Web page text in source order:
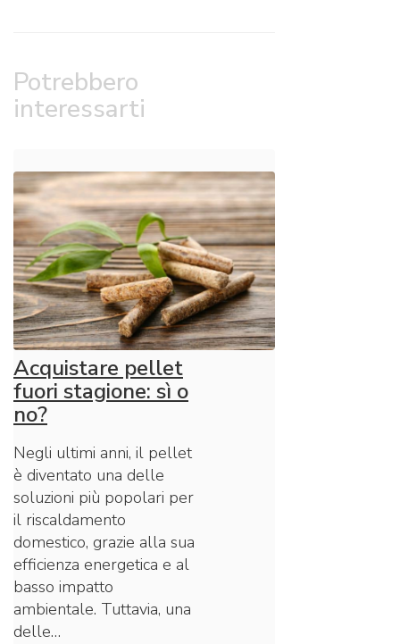
Potrebbero
interessarti
Acquistare pellet
fuori stagione: sì o
no?
Negli ultimi anni, il pellet
è diventato una delle
soluzioni più popolari per
il riscaldamento
domestico, grazie alla sua
efficienza energetica e al
basso impatto
ambientale. Tuttavia, una
delle…